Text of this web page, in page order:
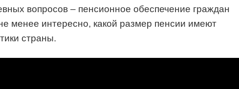
вопросов – пенсионное обеспечение граждан
менее интересно, какой размер пенсии имеют
страны.